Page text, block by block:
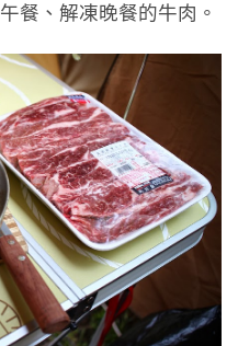
餐、解凍晚餐的牛肉。